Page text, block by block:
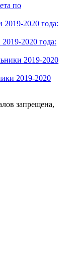
по
2020 года:
2020 года:
2019-2020
2019-2020
запрещена,